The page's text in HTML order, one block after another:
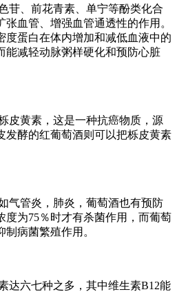
苷、前花青素、单宁等酚类化合
血管、增强血管通透性的作用。
度蛋白在体内增加和减低血液中的
能减轻动脉粥样硬化和预防心脏
皮黄素，这是一种抗癌物质，源
发酵的红葡萄酒则可以把栎皮黄素
气管炎，肺炎，葡萄酒也有预防
度为75％时才有杀菌作用，而葡萄
制病菌繁殖作用。
达六七种之多，其中维生素B12能